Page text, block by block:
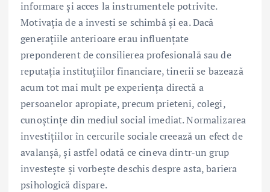
informare și acces la instrumentele potrivite.
Motivația de a investi se schimbă și ea. Dacă
generațiile anterioare erau influențate
preponderent de consilierea profesională sau de
reputația instituțiilor financiare, tinerii se bazează
acum tot mai mult pe experiența directă a
persoanelor apropiate, precum prieteni, colegi,
cunoștințe din mediul social imediat. Normalizarea
investițiilor în cercurile sociale creează un efect de
avalanșă, și astfel odată ce cineva dintr-un grup
investește și vorbește deschis despre asta, bariera
psihologică dispare.